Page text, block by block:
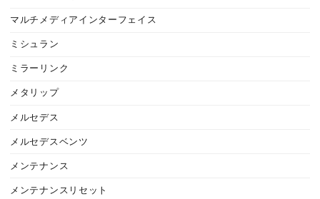
マルチメディアインターフェイス
ミシュラン
ミラーリンク
メタリップ
メルセデス
メルセデスベンツ
メンテナンス
メンテナンスリセット